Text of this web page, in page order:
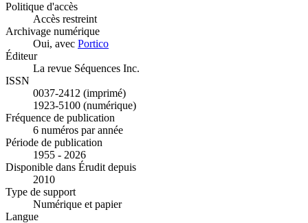
Politique d'accès
Accès restreint
Archivage numérique
Oui, avec Portico
Éditeur
La revue Séquences Inc.
ISSN
0037-2412 (imprimé)
1923-5100 (numérique)
Fréquence de publication
6 numéros par année
Période de publication
1955 - 2026
Disponible dans Érudit depuis
2010
Type de support
Numérique et papier
Langue